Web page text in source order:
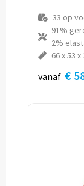
33 op
91%
2%
66 x 53 x
vanaf €